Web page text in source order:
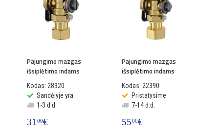
Pajungimo mazgas
išsiplėtimo indams
Kodas: 28920
Sandėlyje yra
1-3 d.d.
3100€
Pajungimo mazgas
išsiplėtimo indams
Kodas: 22390
Pristatysime
7-14 d.d.
5500€